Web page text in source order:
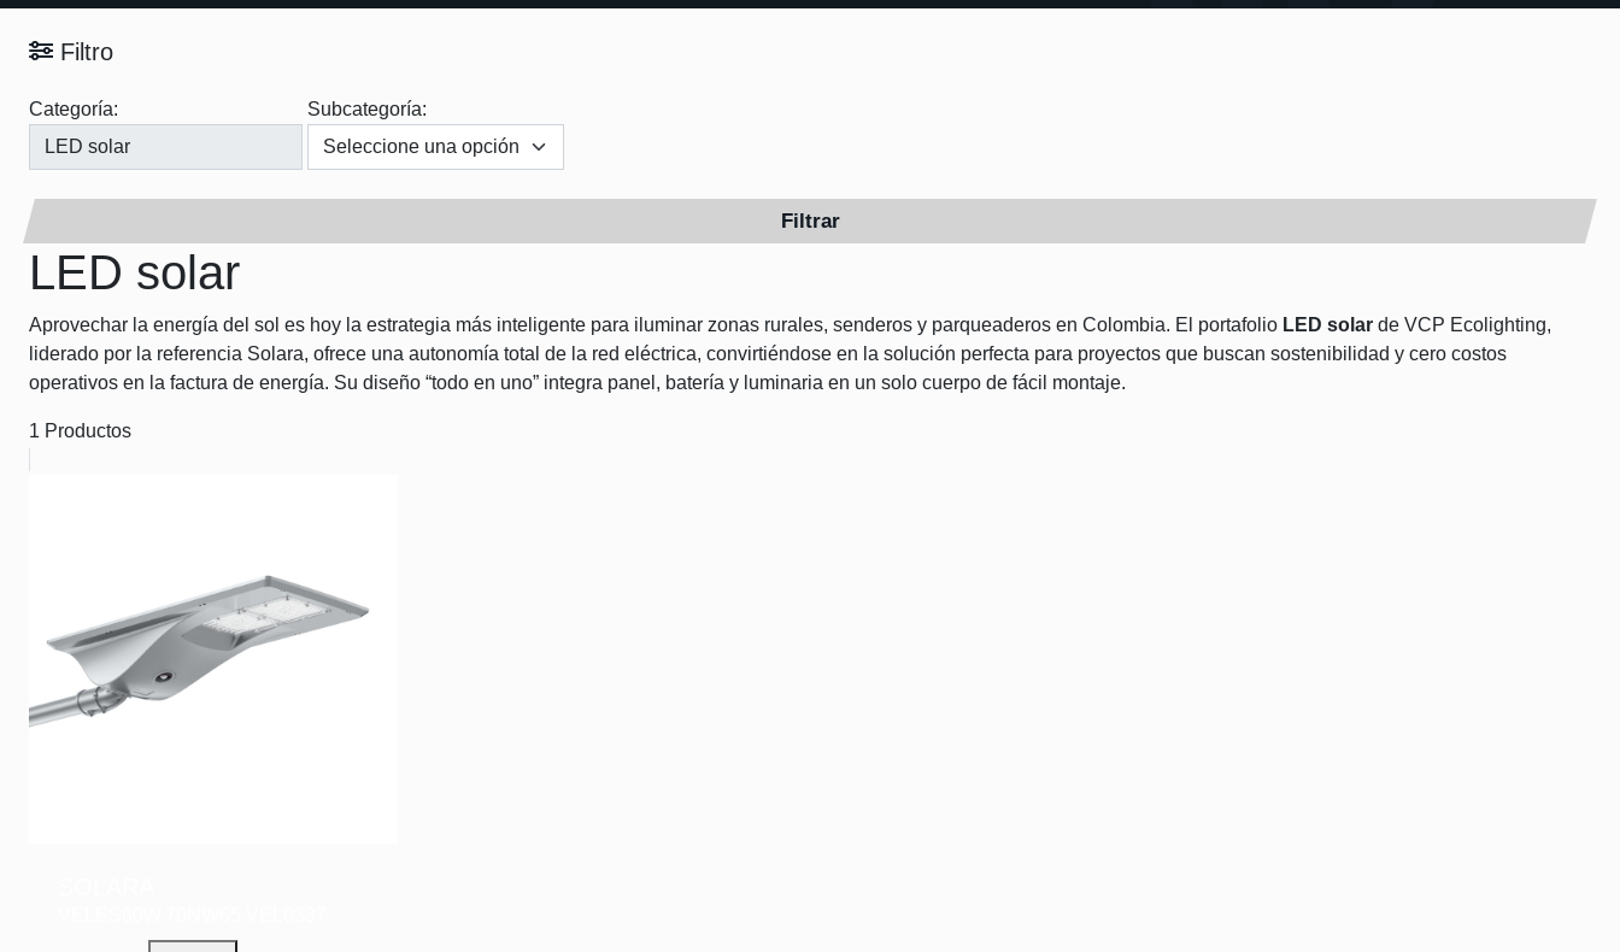
Filtro
Categoría: Subcategoría:
Filtrar
LED solar
Aprovechar la energía del sol es hoy la estrategia más inteligente para iluminar zonas rurales, senderos y parqueaderos en Colombia. El portafolio LED solar de VCP Ecolighting,
liderado por la referencia Solara, ofrece una autonomía total de la red eléctrica, convirtiéndose en la solución perfecta para proyectos que buscan sostenibilidad y cero costos
operativos en la factura de energía. Su diseño “todo en uno” integra panel, batería y luminaria en un solo cuerpo de fácil montaje.
1 Productos